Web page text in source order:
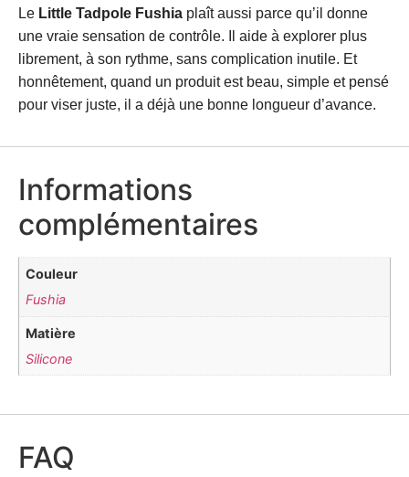
Le Little Tadpole Fushia plaît aussi parce qu’il donne
une vraie sensation de contrôle. Il aide à explorer plus
librement, à son rythme, sans complication inutile. Et
honnêtement, quand un produit est beau, simple et pensé
pour viser juste, il a déjà une bonne longueur d’avance.
Informations
complémentaires
Couleur
Fushia
Matière
Silicone
FAQ